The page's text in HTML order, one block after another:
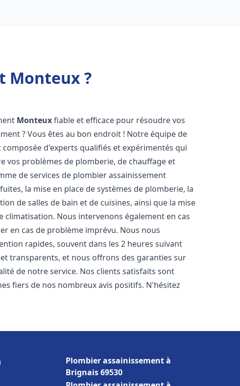
Monteux ?
Monteuxfiable et efficace pour résoudre vos
? Vous êtes au bon endroit ! Notre équipe de
composée d'experts qualifiés et expérimentés qui
problèmes de plomberie, de chauffage et
de services de plombier assainissement
la mise en place de systèmes de plomberie, la
de salles de bain et de cuisines, ainsi que la mise
climatisation. Nous intervenons également en cas
en cas de problème imprévu. Nous nous
rapides, souvent dans les 2 heures suivant
transparents, et nous offrons des garanties sur
de notre service. Nos clients satisfaits sont
fiers de nos nombreux avis positifs. N'hésitez
Plombier assainissement à
Brignais 69530